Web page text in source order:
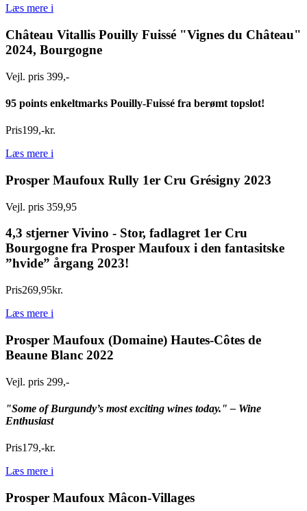
Læs mere i
Château Vitallis Pouilly Fuissé "Vignes du Château"
2024, Bourgogne
Vejl. pris 399,-
95 points enkeltmarks Pouilly-Fuissé fra berømt topslot!
Pris199,-kr.
Læs mere i
Prosper Maufoux Rully 1er Cru Grésigny 2023
Vejl. pris 359,95
4,3 stjerner Vivino - Stor, fadlagret 1er Cru
Bourgogne fra Prosper Maufoux i den fantasitske
”hvide” årgang 2023!
Pris269,95kr.
Læs mere i
Prosper Maufoux (Domaine) Hautes-Côtes de
Beaune Blanc 2022
Vejl. pris 299,-
"Some of Burgundy’s most exciting wines today." – Wine
Enthusiast
Pris179,-kr.
Læs mere i
Prosper Maufoux Mâcon-Villages